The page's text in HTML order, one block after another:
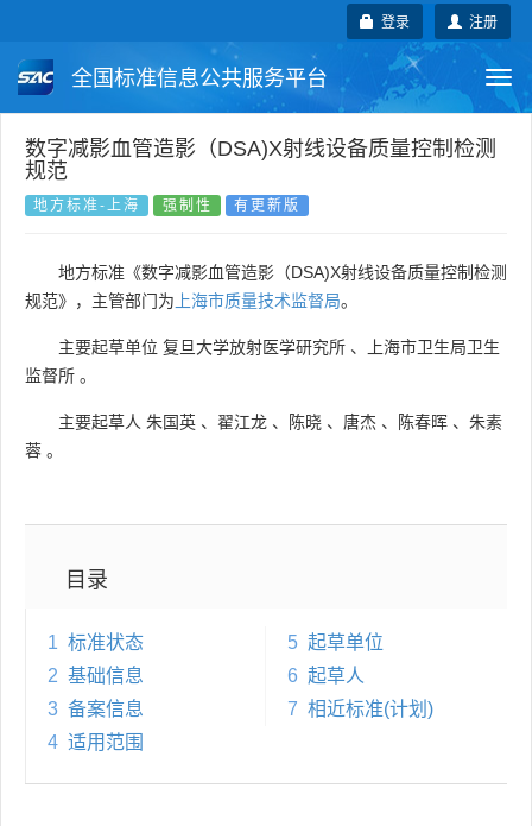
注册
登录
全国标准信息公共服务平台
国家标准 行业标准 地方标准
团体标准 企业标准
国外标准 技术委员会
数字减影血管造影（DSA)X射线设备质量控制检测
规范
地方标准-上海 强制性 有更新版
地方标准《数字减影血管造影（DSA)X射线设备质量控制检测
规范》，主管部门为 上海市质量技术监督局。
主要起草单位 复旦大学放射医学研究所 、
上海市卫生局卫生
监督所 。
主要起草人 朱国英 、 翟江龙 、 陈晓 、 唐杰 、 陈春晖 、 朱素
蓉 。
目录
1 标准状态
2 基础信息
3 备案信息
4 适用范围
5 起草单位
6 起草人
7 相近标准(计划)